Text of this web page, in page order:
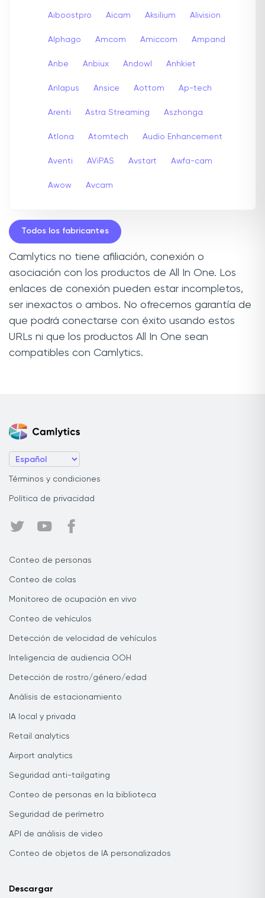
Aiboostpro Aicam Aksilium Alivision
Alphago Amcom Amiccom Ampand
Anbe Anbiux Andowl Anhkiet
Anlapus Ansice Aottom Ap-tech
Arenti Astra Streaming Aszhonga
Atlona Atomtech Audio Enhancement
Aventi AViPAS Avstart Awfa-cam
Awow Avcam
Todos los fabricantes
Camlytics no tiene afiliación, conexión o
asociación con los productos de All In One. Los
enlaces de conexión pueden estar incompletos,
ser inexactos o ambos. No ofrecemos garantía de
que podrá conectarse con éxito usando estos
URLs ni que los productos All In One sean
compatibles con Camlytics.
Términos y condiciones
Política de privacidad
Conteo de personas
Conteo de colas
Monitoreo de ocupación en vivo
Conteo de vehículos
Detección de velocidad de vehículos
Inteligencia de audiencia OOH
Detección de rostro/género/edad
Análisis de estacionamiento
IA local y privada
Retail analytics
Airport analytics
Seguridad anti-tailgating
Conteo de personas en la biblioteca
Seguridad de perímetro
API de análisis de video
Conteo de objetos de IA personalizados
Descargar